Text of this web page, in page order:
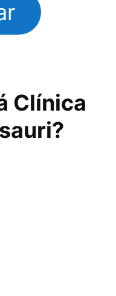
Clínica